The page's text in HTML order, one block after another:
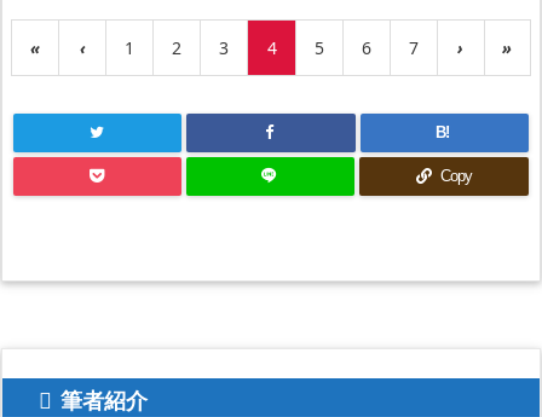
« ‹ 1 2 3 4 5 6 7 › »
B!
Copy
筆者紹介